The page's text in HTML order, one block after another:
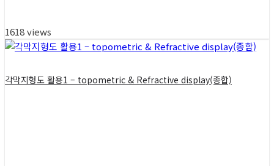
1618 views
각막지형도 활용1 – topometric & Refractive display(종합)